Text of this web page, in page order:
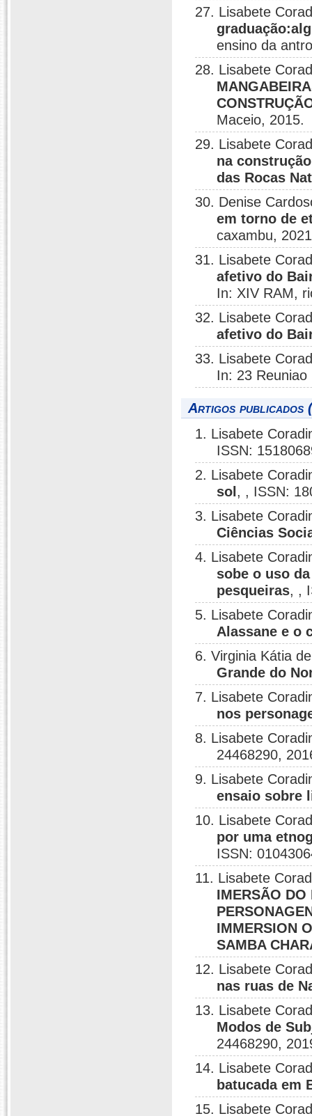
27. Lisabete
ensino da
28. Lisabete
Maceio, 2015.
29. Lisabete
na
das Rocas
30. Denise
em torno de
caxambu,
31. Lisabete
afetivo do
In: XIV RAM,
32. Lisabete
afetivo do
33. Lisabete
In: 23
Artigos publicados
1. Lisabete
ISSN:
2. Lisabete
sol , , ISSN:
3. Lisabete
Ciências
4. Lisabete
sobe o uso
pesqueiras, ,
5. Lisabete
Alassane e o
6. Virginia Kátia
Grande do
7. Lisabete
nos
8. Lisabete
24468290,
9. Lisabete
ensaio sobre
10. Lisabete
por uma
ISSN:
11. Lisabete
IMERSÃO DO
IMMERSION
SAMBA
12. Lisabete
nas ruas de
13. Lisabete
Modos de
24468290,
14. Lisabete
batucada em
15. Lisabete